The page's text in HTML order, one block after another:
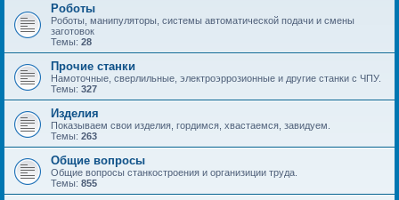
Роботы
Роботы, манипуляторы, системы автоматической подачи и смены
заготовок
Темы: 28
Прочие станки
Намоточные, сверлильные, электроэррозионные и другие станки с ЧПУ.
Темы: 327
Изделия
Показываем свои изделия, гордимся, хвастаемся, завидуем.
Темы: 263
Общие вопросы
Общие вопросы станкостроения и организиции труда.
Темы: 855